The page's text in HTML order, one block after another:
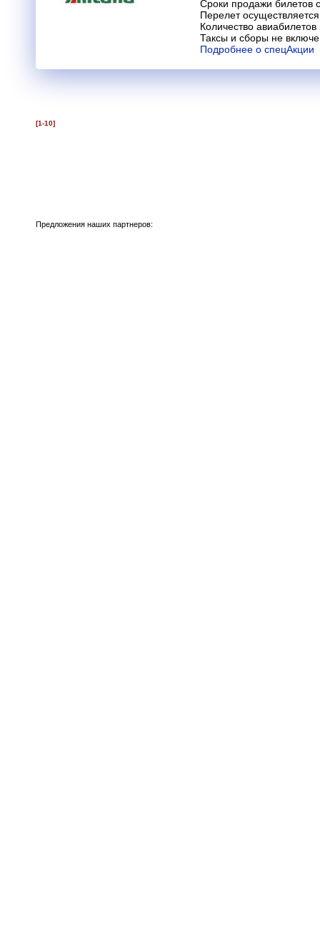
Сроки продажи билетов
Перелет
Количество
Таксы и сборы не
Подробнее о спецАкции
[1-10]
Предложения наших партнеров: